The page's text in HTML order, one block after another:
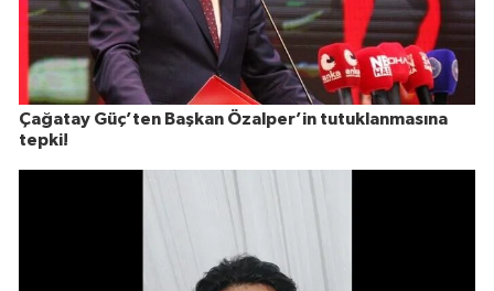
Çağatay Güç’ten Başkan Özalper’in tutuklanmasına
tepki!